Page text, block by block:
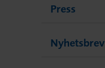
Press
Nyhetsbrev